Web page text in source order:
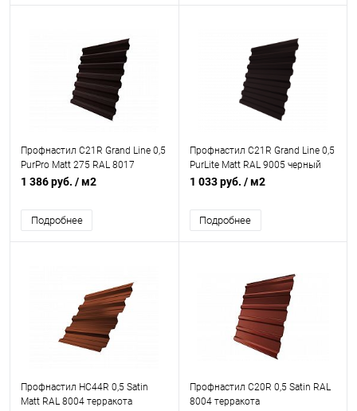
Профнастил С21R Grand Line 0,5
PurPro Matt 275 RAL 8017
шоколад
1 386 руб. / м2
Подробнее
Профнастил С21R Grand Line 0,5
PurLite Matt RAL 9005 черный
1 033 руб. / м2
Подробнее
Профнастил НС44R 0,5 Satin
Matt RAL 8004 терракота
Профнастил С20R 0,5 Satin RAL
8004 терракота